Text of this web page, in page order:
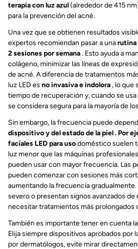
terapia con luz azul(alrededor de 415
para la prevención del acné.
Una vez que se obtienen resultados
expertos recomiendan pasar a unarutina
2 sesiones por semana. Esto ayuda a
colágeno, minimizar las líneas de
de acné. A diferencia de tratamientos
luz LED es no invasiva e indolora , lo que
tiempo de recuperación y, cuando se
se considera segura para la mayoría de
Sin embargo, la frecuencia puede
dispositivo y del estado de la piel . Por
faciales LED para usodomésticosuelen
luz menor que las máquinas
pueden usar con mayor frecuencia. Las
pueden comenzar con sesiones más
aumentando la frecuencia
severo o presentan signos avanzados
necesitar tratamientos más prolongados
También es importante tener en cuenta
Elija siempre dispositivos aprobados por
por dermatólogos, evite mirar